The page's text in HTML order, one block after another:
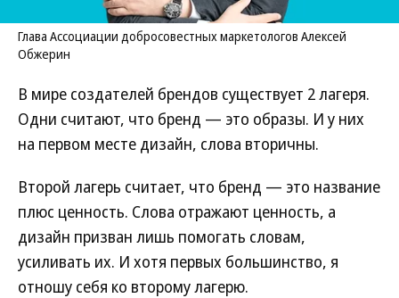
Глава Ассоциации добросовестных маркетологов Алексей
Обжерин
В мире создателей брендов существует 2 лагеря.
Одни считают, что бренд — это образы. И у них
на первом месте дизайн, слова вторичны.
Второй лагерь считает, что бренд — это название
плюс ценность. Слова отражают ценность, а
дизайн призван лишь помогать словам,
усиливать их. И хотя первых большинство, я
отношу себя ко второму лагерю.